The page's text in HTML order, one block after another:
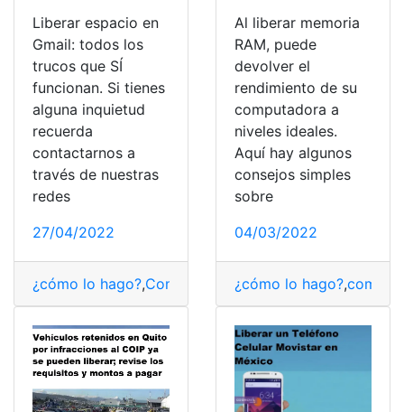
Liberar espacio en
Gmail: todos los
trucos que SÍ
funcionan. Si tienes
alguna inquietud
recuerda
contactarnos a
través de nuestras
redes
27/04/2022
¿cómo lo hago?,Consulta espacios,Funcionamiento
Al liberar memoria
RAM, puede
devolver el
rendimiento de su
computadora a
niveles ideales.
Aquí hay algunos
consejos simples
sobre
04/03/2022
¿cómo lo hago?,